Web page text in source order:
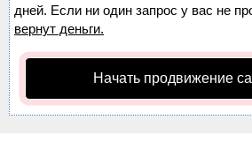
дней. Если ни один запрос у вас не
вернут деньги.
Начать продвижение